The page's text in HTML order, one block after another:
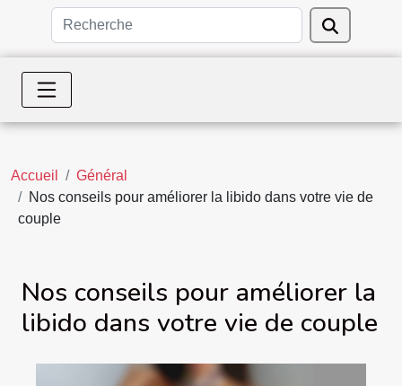
Accueil
Général
Nos conseils pour améliorer la libido dans votre vie de
couple
Nos conseils pour améliorer la
libido dans votre vie de couple